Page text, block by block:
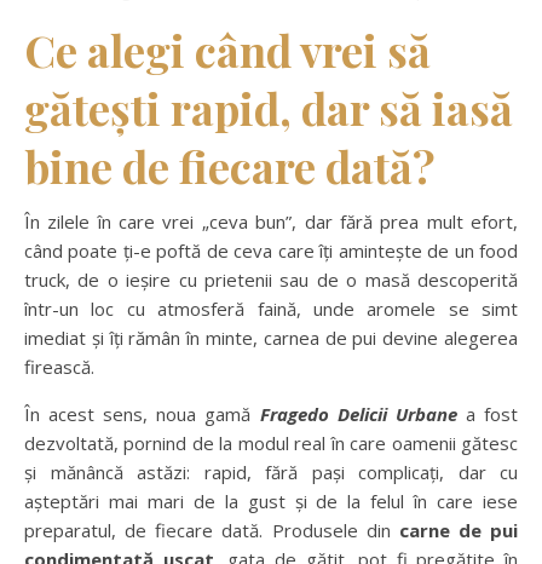
Ce alegi când vrei să
gătești rapid, dar să iasă
bine de fiecare dată?
În zilele în care vrei „ceva bun”, dar fără prea mult efort,
când poate ți-e poftă de ceva care îți amintește de un food
truck, de o ieșire cu prietenii sau de o masă descoperită
într-un loc cu atmosferă faină, unde aromele se simt
imediat și îți rămân în minte, carnea de pui devine alegerea
firească.
În acest sens, noua gamă Fragedo Delicii Urbanea fost
dezvoltată, pornind de la modul real în care oamenii gătesc
și mănâncă astăzi: rapid, fără pași complicați, dar cu
așteptări mai mari de la gust și de la felul în care iese
preparatul, de fiecare dată. Produsele din carne de pui
condimentată uscat , gata de gătit, pot fi pregătite în